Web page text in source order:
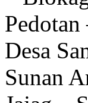
Desa
Sunan